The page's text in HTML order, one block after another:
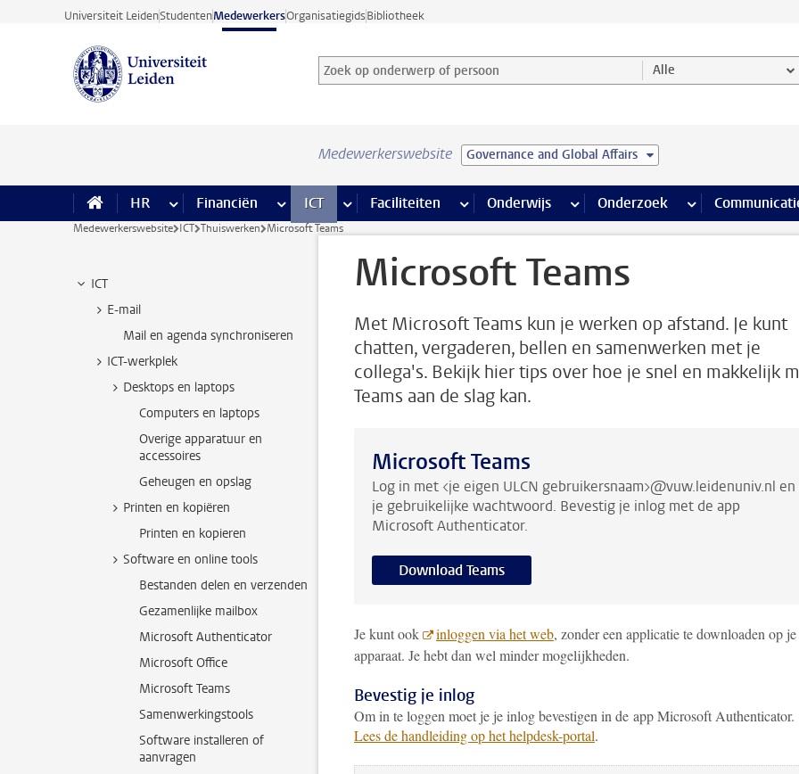
Ga direct naar de inhoud
Universiteit LeidenStudentenMedewerkersOrganisatiegidsBibliotheek
Zoek op onderwerp of persoon en selecteer categorie
Zoekterm Alle
Medewerkerswebsite Governance and Global Affairs
HR meer HR pagina’s
Financiën meer Financiën pagina’s
ICT meer ICT pagina’s
Faciliteiten meer Faciliteiten pagina’s
Onderwijs meer Onderwijs pagina’s
Onderzoek meer Onderzoek
Medewerkerswebsite ICT Thuiswerken Microsoft Teams
ICT
E-mail
Mail en agenda synchroniseren
ICT-werkplek
Desktops en laptops
Computers en laptops
Overige apparatuur en
accessoires
Geheugen en opslag
Printen en kopiëren
Printen en kopieren
Software en online tools
Bestanden delen en verzenden
Gezamenlijke mailbox
Microsoft Authenticator
Microsoft Office
Microsoft Teams
Samenwerkingstools
Software installeren of
aanvragen
Microsoft Teams
Met Microsoft Teams kun je werken op afstand. Je kunt
chatten, vergaderen, bellen en samenwerken met je
collega's. Bekijk hier tips over hoe je snel en makkelijk
Teams aan de slag kan.
Microsoft Teams
Log in met <je eigen ULCN gebruikersnaam>@vuw.leidenuniv.nl en
je gebruikelijke wachtwoord. Bevestig je inlog met de app
Microsoft Authenticator.
Download Teams
Je kunt ook inloggen via het web, zonder een applicatie te downloaden op je
apparaat. Je hebt dan wel minder mogelijkheden.
Bevestig je inlog
Om in te loggen moet je je inlog bevestigen in de app Microsoft Authenticator.
Lees de handleiding op het helpdesk-portal.